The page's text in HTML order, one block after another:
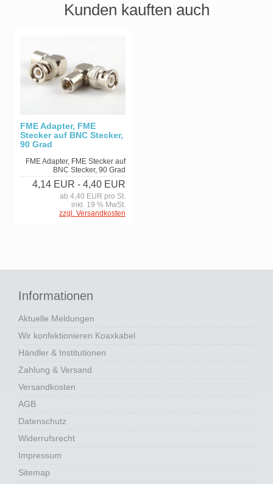
Kunden kauften auch
FME Adapter, FME
Stecker auf BNC Stecker,
90 Grad
FME Adapter, FME Stecker auf
BNC Stecker, 90 Grad
4,14 EUR - 4,40 EUR
ab 4,40 EUR pro St.
inkl. 19 % MwSt.
zzgl. Versandkosten
Informationen
Aktuelle Meldungen
Wir konfektionieren Koaxkabel
Händler & Institutionen
Zahlung & Versand
Versandkosten
AGB
Datenschutz
Widerrufsrecht
Impressum
Sitemap